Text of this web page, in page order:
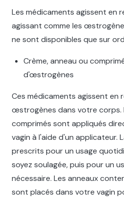
Les médicaments agissent en
agissant comme les
ne sont disponibles que sur
Crème, anneau ou
d'œstrogènes
Ces médicaments agissent en
œstrogènes dans votre corps.
comprimés sont appliqués
vagin à l'aide d'un applicateur.
prescrits pour un usage
soyez soulagée, puis pour un
nécessaire. Les anneaux
sont placés dans votre vagin